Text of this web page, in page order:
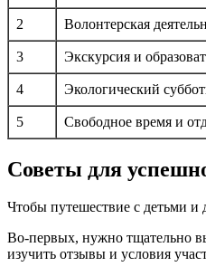
2 Волонтерская
3 Экскурсия и
4 Экологический
5 Свободное время и
Советы для
Чтобы путешествие с детьми и
Во-первых, нужно тщательно
изучить отзывы и условия